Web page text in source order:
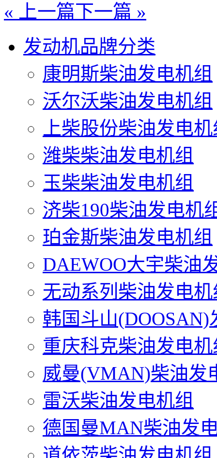
« 上一篇下一篇 »
发动机品牌分类
康明斯柴油发电机组
沃尔沃柴油发电机组
上柴股份柴油发电
潍柴柴油发电机组
玉柴柴油发电机组
济柴190柴油发电机
珀金斯柴油发电机组
DAEWOO大宇柴油
无动系列柴油发电机
韩国斗山(DOOSAN)
重庆科克柴油发电机
威曼(VMAN)柴油发
雷沃柴油发电机组
德国曼MAN柴油发